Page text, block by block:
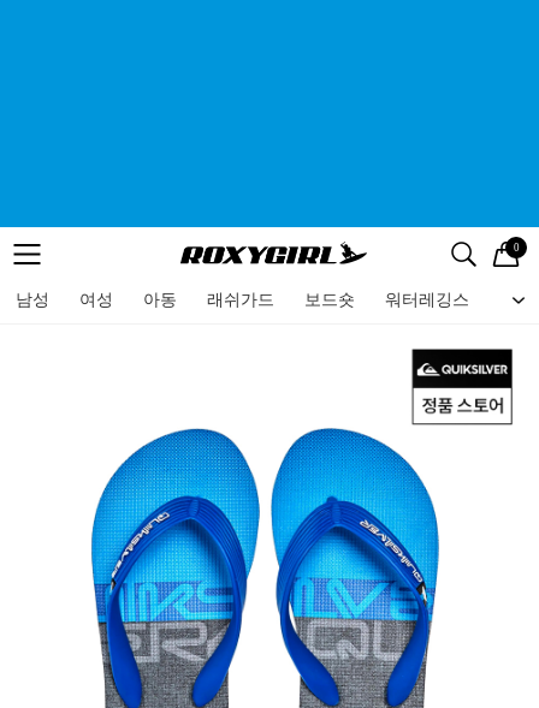
메뉴 검색
로고 0
남성 여성 아동 래쉬가드 보드숏 워터레깅스 비
메뉴